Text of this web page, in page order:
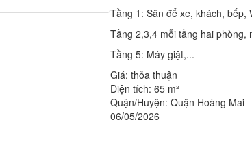
Tầng 1: Sân để xe, khách, bếp,
Tầng 2,3,4 mỗi tầng hai phòng,
Tầng 5: Máy giặt,...
Giá:thỏa thuận
Diện tích:65 m²
Quận/Huyện:Quận Hoàng Mai
06/05/2026